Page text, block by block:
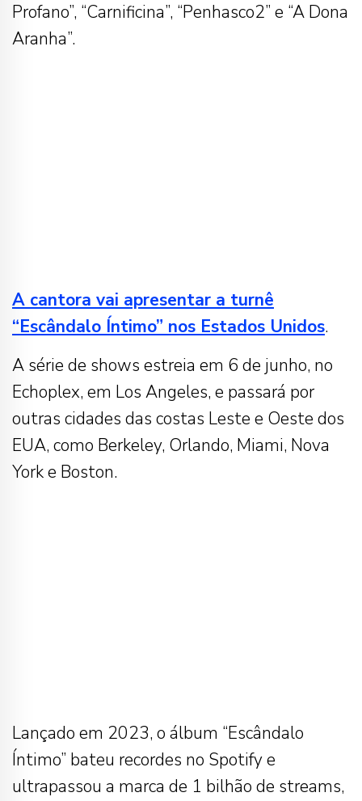
Profano”, “Carnificina”, “Penhasco2” e “A Dona
Aranha”.
A cantora vai apresentar a turnê
“Escândalo Íntimo” nos Estados Unidos.
A série de shows estreia em 6 de junho, no
Echoplex, em Los Angeles, e passará por
outras cidades das costas Leste e Oeste dos
EUA, como Berkeley, Orlando, Miami, Nova
York e Boston.
Lançado em 2023, o álbum “Escândalo
Íntimo” bateu recordes no Spotify e
ultrapassou a marca de 1 bilhão de streams,